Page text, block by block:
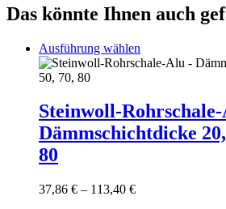
Das könnte Ihnen auch
Ausführung wählen
Produkt
Varianten
auf.
Die
Steinwoll-
Dämmschichtdicke
80
37,86 € – 113,40 €Preisspanne: